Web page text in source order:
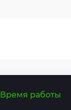
Время работы